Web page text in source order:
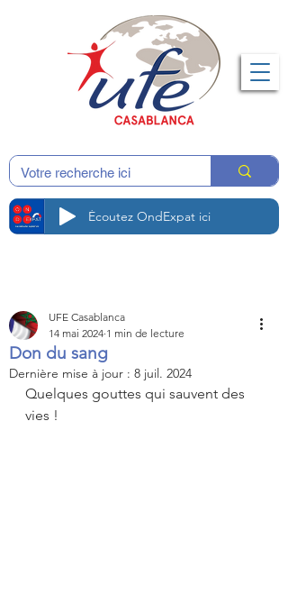
Écoutez OndExpat ici
Don du sang
UFE Casablanca
14 mai 2024 1 min de lecture
Dernière mise à jour : 8 juil. 2024
Quelques gouttes qui sauvent des
vies !